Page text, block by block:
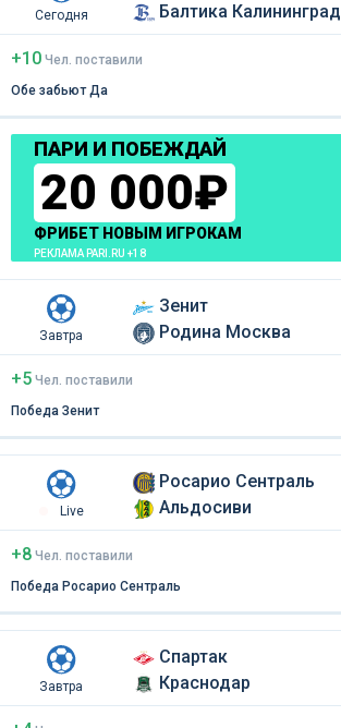
Сегодня
Балтика Калининград
+10 Чел. поставили
Обе забьют Да
ПАРИ И ПОБЕЖДАЙ
20 000₽
ФРИБЕТ НОВЫМ ИГРОКАМ
РЕКЛАМА PARI.RU +18
Завтра
Зенит
Родина Москва
+5 Чел. поставили
Победа Зенит
Live
Росарио Сентраль
Альдосиви
+8 Чел. поставили
Победа Росарио Сентраль
Завтра
Спартак
Краснодар